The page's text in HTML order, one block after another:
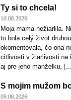
Ty si to chcela!
10.08.2026
Moja mama nežiarlila.
to bola celý život
okomentovala, čo ona
citlivosti v žiarlivosti na
aj pre jeho manželku,
S mojim mužom
09.08.2026